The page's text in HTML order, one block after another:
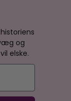
og
elske.